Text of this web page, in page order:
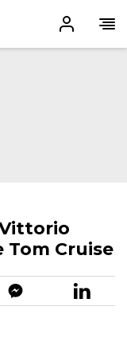
Vittorio
Tom Cruise